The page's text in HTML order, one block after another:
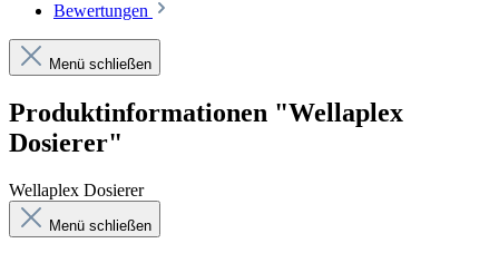
Bewertungen
Menü schließen
Produktinformationen "Wellaplex
Dosierer"
Wellaplex Dosierer
Menü schließen